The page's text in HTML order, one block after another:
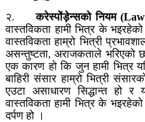
२.करेस्पोंड़ेन्सको नियम
वास्तविकता हामी भित्र के
वास्तविकता हाम्रो भित्री
असन्तुष्टता, अराजकताले भरिएको
एक कारण हो कि जुन हामी भित्र
बाहिरी संसार हाम्रो भित्री
एउटा असाधारण सिद्धान्त हो र
वास्तविकता हामी भित्र के
दर्पण हो ।